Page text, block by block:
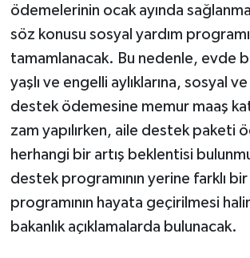
ödemelerinin ocak ayında
söz konusu sosyal yardım programı
tamamlanacak. Bu nedenle, evde
yaşlı ve engelli aylıklarına, sosyal
destek ödemesine memur maaş
zam yapılırken, aile destek paketi
herhangi bir artış beklentisi
destek programının yerine farklı
programının hayata geçirilmesi
bakanlık açıklamalarda bulunacak.